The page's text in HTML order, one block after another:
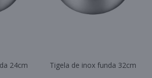
24cm Tigela de inox funda 32cm